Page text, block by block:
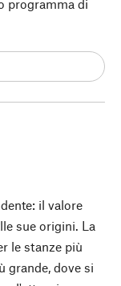
il valore
sue origini. La
le stanze più
grande, dove si
programma di